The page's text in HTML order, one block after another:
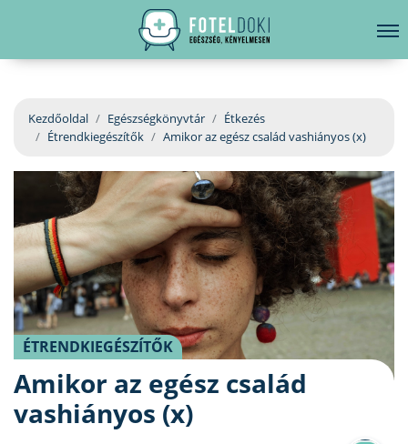
EGÉSZSÉGKÖNYVTÁR
BETEGSÉGKALAUZ
ÜGYELETKERESŐ
ORVOS VÁLASZOL
ORVOSKERESŐ
hirdetés
Kezdőoldal Egészségkönyvtár
Étkezés
Étrendkiegészítők
Amikor az egész család vashiányos (x)
ÉTRENDKIEGÉSZÍTŐK
Amikor az egész család
vashiányos (x)